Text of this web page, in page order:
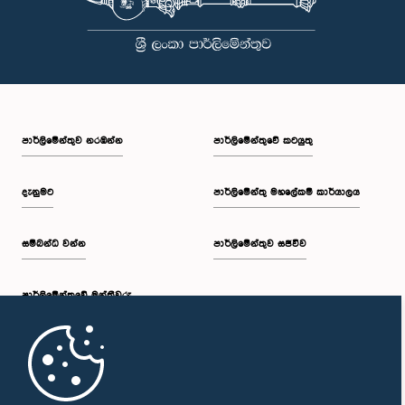
සභාපතිවරයා විසින් ඒ පිළිබඳව නිසි පරිදි සලකා බැලීමෙන් අනතුරුව, ඉහත
කී නිලධාරීන්ට සමාව ලබා දෙන ලෙස කරන ලද ඉල්ලීම පිළිගන්නා
ලදී. පාර්ලිමේන්තු කාරක සභා රැස්වීම් සඳහා පෙනී සිටින සියලුම පුද්ගලයන්
සෑම අවස්ථාවකදීම ඉහළම මට්ටමින් ආචාරධර්ම හා හැසිරීම් අනුගමනය
පාර්ලිමේන්තුවේ ගරුත්වය හා අධිකාරිය ආරක්ෂා කරමින් කටයුතු කිරීමත්
පාර්ලි‌මේන්තුව නරඹන්න
දැනුමට
සම්බන්ධ වන්න
පාර්ලි‌මේන්තුවේ මන්ත්‍රීවරු
මුල් පිටුව
පාර්ලිමේන්තුවේ කටයුතු
පාර්ලිමේන්තු මහලේකම් කාර්යාලය
පාර්ලිමේන්තුව සජීවීව